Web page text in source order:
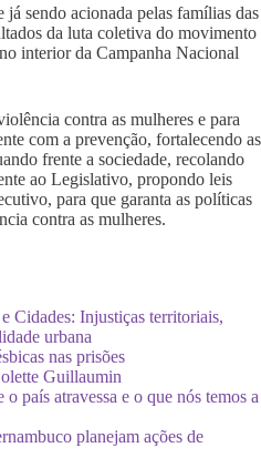
sendo acionada pelas famílias das
da luta coletiva do movimento
interior da Campanha Nacional
contra as mulheres e para
com a prevenção, fortalecendo as
frente a sociedade, recolando
ao Legislativo, propondo leis
para que garanta as políticas
contra as mulheres.
Injustiças territoriais,
urbana
nas prisões
Guillaumin
país atravessa e o que nós temos a
planejam ações de